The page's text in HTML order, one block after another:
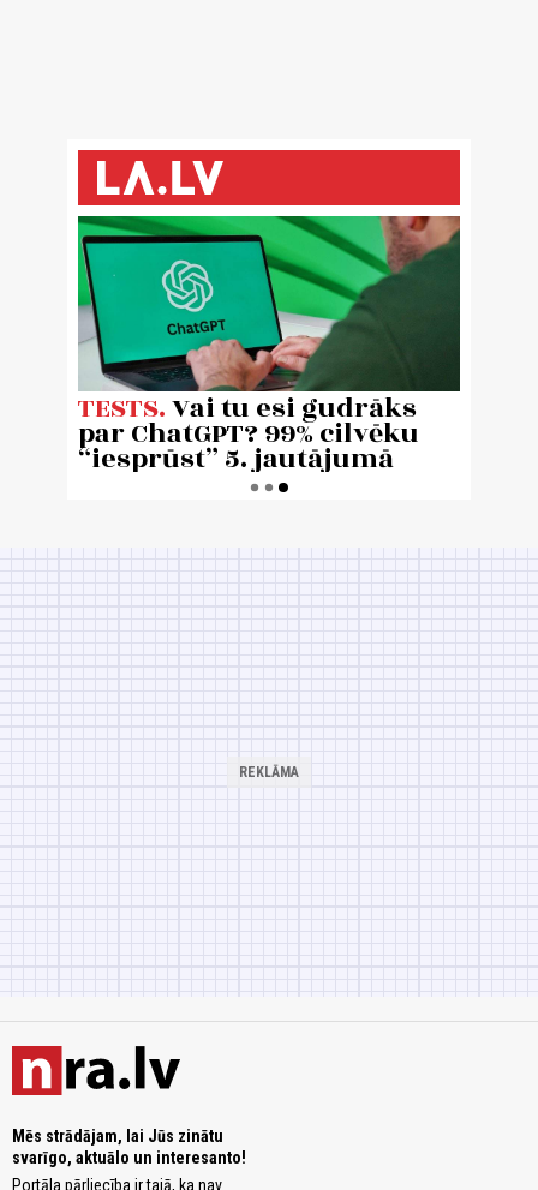
Mēs strādājam, lai Jūs zinātu
svarīgo, aktuālo un interesanto!
Portāla pārliecība ir tajā, ka nav